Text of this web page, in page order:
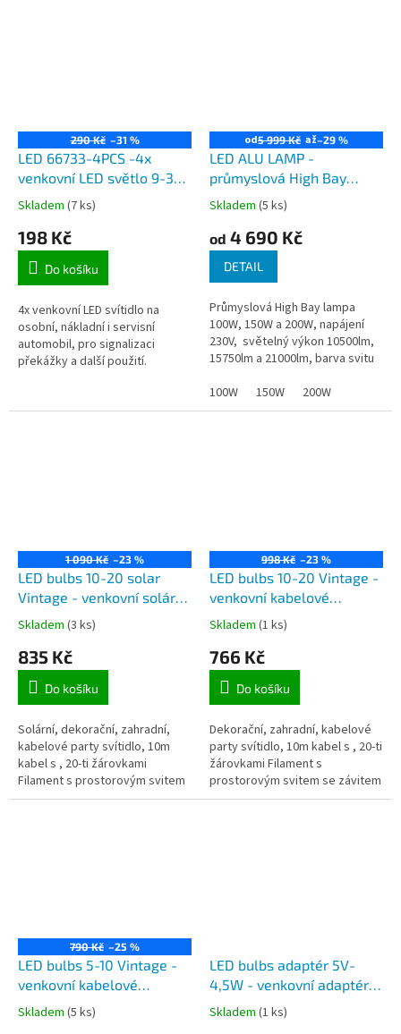
290 Kč –31 %
LED 66733-4PCS -4x
venkovní LED světlo 9-30V
LED svítidlo 4x 3W pro
osobní i nákladní
automobil
Skladem (7 ks)
198 Kč
Do košíku
4x venkovní LED svítidlo na
osobní, nákladní i servisní
automobil, pro signalizaci
překážky a další použití.
od5 999 Kč až–29 %
LED ALU LAMP -
průmyslová High Bay
lampa 100W, 150W a
200W, napájení 230V
Skladem (5 ks)
od 4 690 Kč
DETAIL
Průmyslová High Bay lampa
100W, 150W a 200W, napájení
230V, světelný výkon 10500lm,
15750lm a 21000lm, barva svitu
LED ALULAMP DIGI jsou...
100W 150W 200W
1 090 Kč –23 %
LED bulbs 10-20 solar
Vintage - venkovní solární
kabelové svítidlo na
kabelu, délka 10m, 20
žárovek Filament ,
napájení solárním
panelem
Skladem (3 ks)
835 Kč
Do košíku
Solární, dekorační, zahradní,
kabelové party svítidlo, 10m
kabel s , 20-ti žárovkami
Filament s prostorovým svitem
se závitem E12, se svitem bílé
998 Kč –23 %
LED bulbs 10-20 Vintage -
venkovní kabelové
vodotěsné svítidlo, 10m
kabel, 20 žárovek
Filament , možnost
nekonečného napojování,
adaptér do zásuvky 230V
Skladem (1 ks)
766 Kč
Do košíku
Dekorační, zahradní, kabelové
party svítidlo, 10m kabel s , 20-ti
žárovkami Filament s
prostorovým svitem se závitem
E12, se svitem bílé teplé barvy
790 Kč –25 %
LED bulbs 5-10 Vintage -
venkovní kabelové
svítidlo, 5m kabel, 10
žárovek Filament ,
Skladem (5 ks)
LED bulbs adaptér 5V-
4,5W - venkovní adaptér
do zásuvky 230V, výstup
5V, 4,5W
Skladem (1 ks)